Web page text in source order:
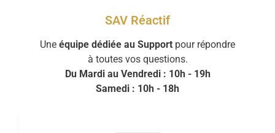
SAV Réactif
Une équipe dédiée au Support pour répondre
à toutes vos questions.
Du Mardi au Vendredi : 10h - 19h
Samedi : 10h - 18h